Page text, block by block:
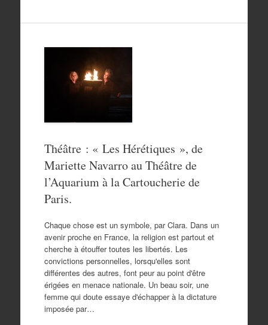
Théâtre : « Les Hérétiques », de
Mariette Navarro au Théâtre de
l’Aquarium à la Cartoucherie de
Paris.
Chaque chose est un symbole, par Clara. Dans un
avenir proche en France, la religion est partout et
cherche à étouffer toutes les libertés. Les
convictions personnelles, lorsqu'elles sont
différentes des autres, font peur au point d'être
érigées en menace nationale. Un beau soir, une
femme qui doute essaye d'échapper à la dictature
imposée par…